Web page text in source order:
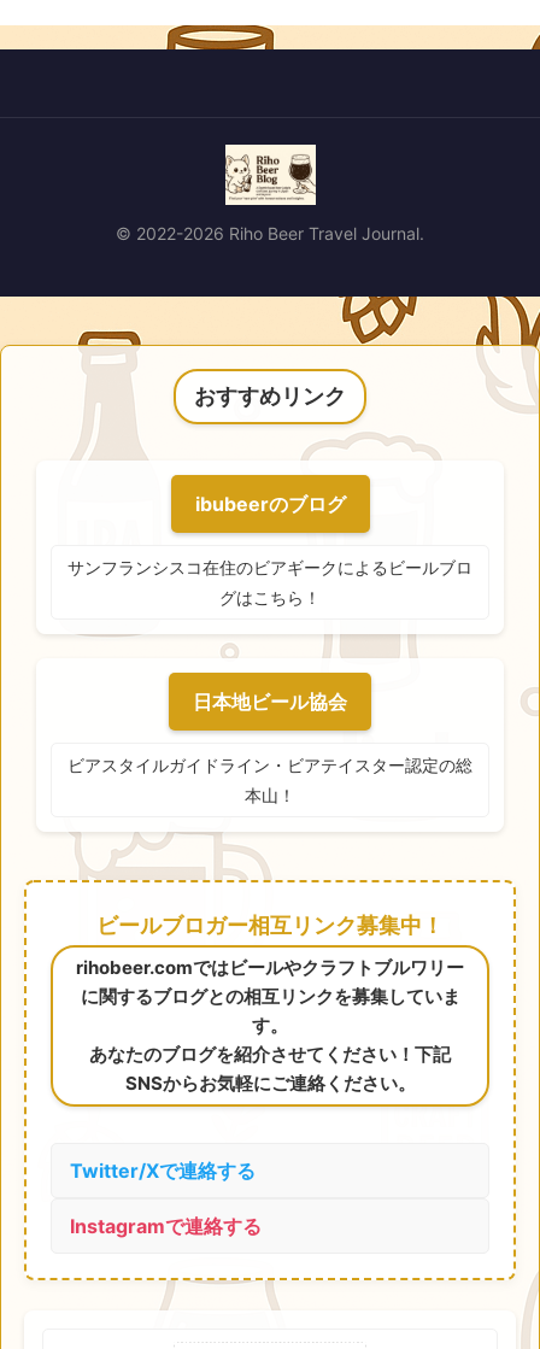
© 2022-2026 Riho Beer Travel Journal.
おすすめリンク
ibubeerのブログ
サンフランシスコ在住のビアギークによるビールブロ
グはこちら！
日本地ビール協会
ビアスタイルガイドライン・ビアテイスター認定の総
本山！
ビールブロガー相互リンク募集中！
rihobeer.comではビールやクラフトブルワリー
に関するブログとの相互リンクを募集していま
す。
あなたのブログを紹介させてください！下記
SNSからお気軽にご連絡ください。
Twitter/Xで連絡する
Instagramで連絡する